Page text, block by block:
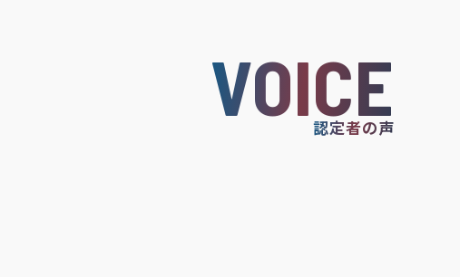
VOICE
認定者の声